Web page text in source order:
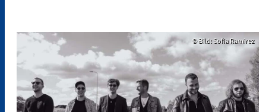
© Bild: Sofia Ramirez